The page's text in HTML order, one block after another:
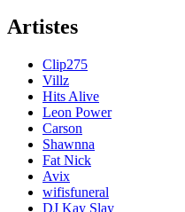
Artistes
Clip275
Villz
Hits Alive
Leon Power
Carson
Shawnna
Fat Nick
Avix
wifisfuneral
DJ Kay Slay